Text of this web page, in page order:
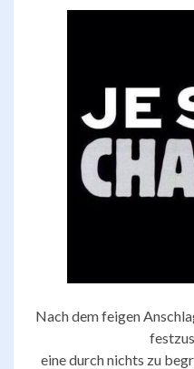
Nach dem feigen
eine durch nichts zu